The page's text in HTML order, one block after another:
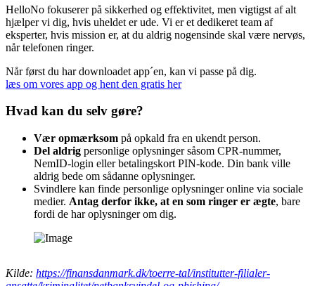
HelloNo fokuserer på sikkerhed og effektivitet, men vigtigst af alt
hjælper vi dig, hvis uheldet er ude. Vi er et dedikeret team af
eksperter, hvis mission er, at du aldrig nogensinde skal være nervøs,
når telefonen ringer.
Når først du har downloadet app´en, kan vi passe på dig.
læs om vores app og hent den gratis her
Hvad kan du selv gøre?
Vær opmærksom på opkald fra en ukendt person.
Del aldrig personlige oplysninger såsom CPR-nummer,
NemID-login eller betalingskort PIN-kode. Din bank ville
aldrig bede om sådanne oplysninger.
Svindlere kan finde personlige oplysninger online via sociale
medier. Antag derfor ikke, at en som ringer er ægte, bare
fordi de har oplysninger om dig.
Kilde: https://finansdanmark.dk/toerre-tal/institutter-filialer-